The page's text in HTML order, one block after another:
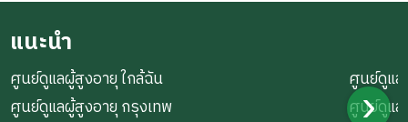
แนะนำ
ศูนย์ดูแลผู้สูงอายุ ใกล้ฉัน
ศูนย์ดูแลผู้สูงอายุ กรุงเทพ
ศูนย์ดูแ
ศูนย์ดูแล